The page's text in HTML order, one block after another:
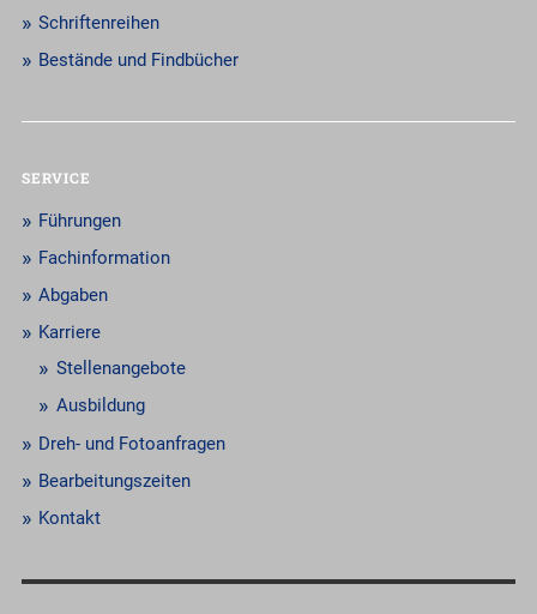
Schriftenreihen
Bestände und Findbücher
SERVICE
Führungen
Fachinformation
Abgaben
Karriere
Stellenangebote
Ausbildung
Dreh- und Fotoanfragen
Bearbeitungszeiten
Kontakt